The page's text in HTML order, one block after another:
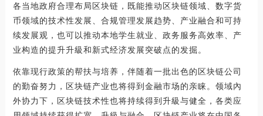
各当地政府合理布局区块链，既能推动区块链领域、数字货
币领域的技术性发展、合规管理发展趋势、产业融合和可持
续发展观，也可以推动本地学生就业、政务服务高效率、产
业构造的提升升級和新式经济发展突破点的发掘。
依靠现行政策的帮扶与培养，伴随着一批出色的区块链公司
的勤奋努力，区块链产业也将得到金融市场的亲睐。领域內
外协力下，区块链技术性也将持续得到升級与健全，各类应